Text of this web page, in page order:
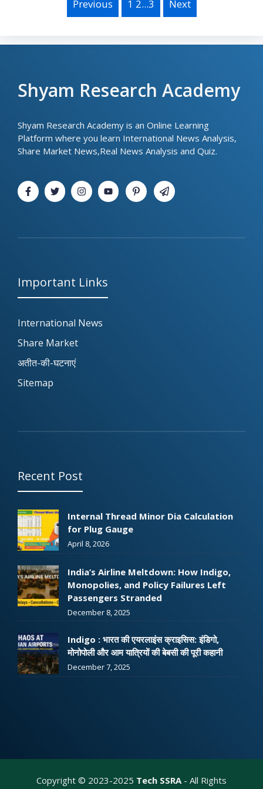
and Results
Previous 1 2...3 Next
Shyam Research Academy
Shyam Research Academy is an Online Learning
Platform where you learn International News Analysis,
Share Market News,Real News Analysis and Quiz.
Important Links
International News
Share Market
अतीत-की-घटनाएं
Sitemap
Recent Post
Internal Thread Minor Dia Calculation
for Plug Gauge
April 8, 2026
India’s Airline Meltdown: How Indigo,
Monopolies, and Policy Failures Left
Passengers Stranded
December 8, 2025
Indigo : भारत की एयरलाइंस क्राइसिस: इंडिगो,
मोनोपोली और आम यात्रियों की बेबसी की पूरी कहानी
December 7, 2025
Copyright © 2023-2025 Tech SSRA- All Rights